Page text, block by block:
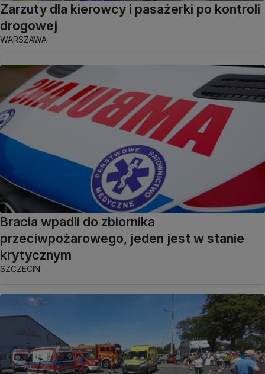
Zarzuty dla kierowcy i pasażerki po kontroli
drogowej
WARSZAWA
Bracia wpadli do zbiornika
przeciwpożarowego, jeden jest w stanie
krytycznym
SZCZECIN